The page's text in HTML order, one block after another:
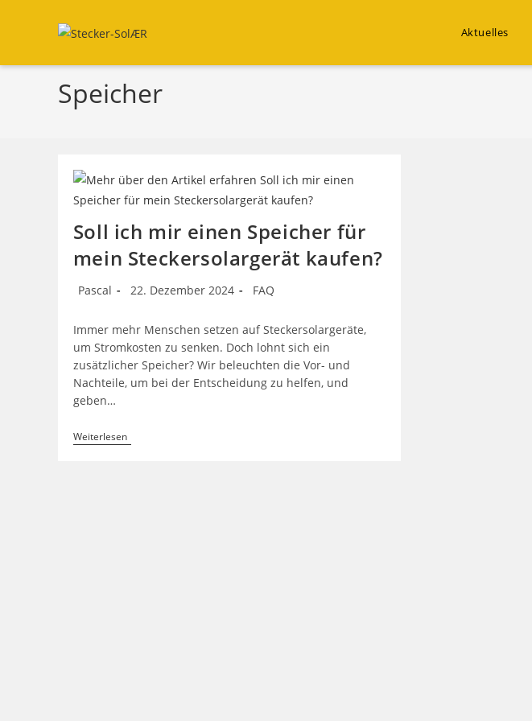
Aktuelles
Speicher
Soll ich mir einen Speicher für
mein Steckersolargerät kaufen?
Beitrags-
Pascal
Beitrag
22. Dezember 2024
Beitrags-
FAQ
Immer mehr Menschen setzen auf Steckersolargeräte,
um Stromkosten zu senken. Doch lohnt sich ein
zusätzlicher Speicher? Wir beleuchten die Vor- und
Nachteile, um bei der Entscheidung zu helfen, und
geben…
WeiterlesenSoll
Ich